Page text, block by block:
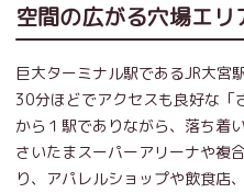
空間の広がる穴場エリ
巨大ターミナル駅であるJR大宮
30分ほどでアクセスも良好な「
から１駅でありながら、落ち着
さいたまスーパーアリーナや複
り、アパレルショップや飲食店